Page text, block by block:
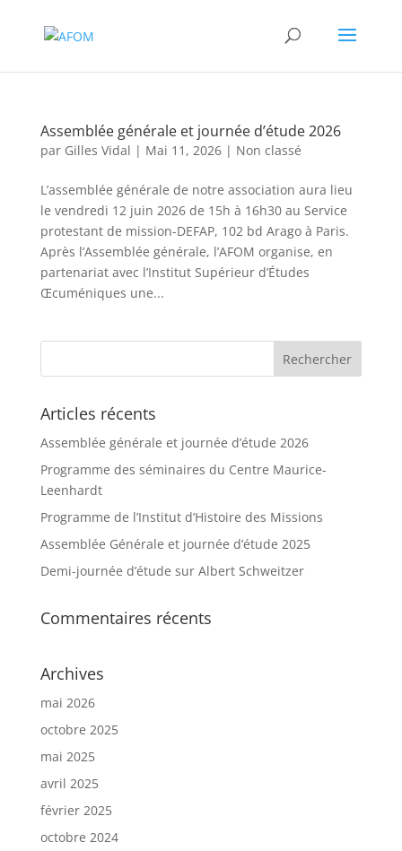
Assemblée générale et journée d’étude 2026
par Gilles Vidal | Mai 11, 2026| Non classé
L’assemblée générale de notre association aura lieu
le vendredi 12 juin 2026 de 15h à 16h30 au Service
protestant de mission-DEFAP, 102 bd Arago à Paris.
Après l’Assemblée générale, l’AFOM organise, en
partenariat avec l’Institut Supérieur d’Études
Œcuméniques une...
Articles récents
Assemblée générale et journée d’étude 2026
Programme des séminaires du Centre Maurice-
Leenhardt
Programme de l’Institut d’Histoire des Missions
Assemblée Générale et journée d’étude 2025
Demi-journée d’étude sur Albert Schweitzer
Commentaires récents
Archives
mai 2026
octobre 2025
mai 2025
avril 2025
février 2025
octobre 2024